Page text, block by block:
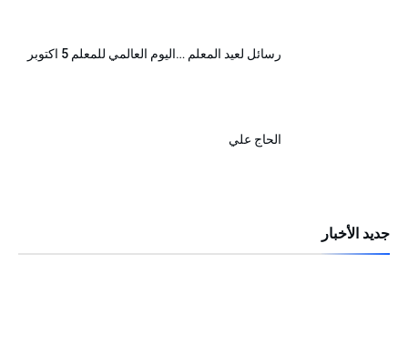
رسائل لعيد المعلم …اليوم العالمي للمعلم 5 اكتوبر
الحاج علي
جديد الأخبار